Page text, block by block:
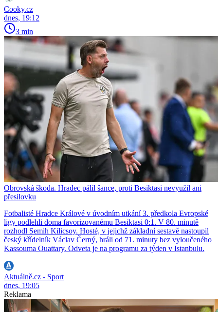
Cooky.cz
dnes, 19:12
3 min
Obrovská škoda. Hradec pálil šance, proti Besiktasi nevyužil ani
přesilovku
Fotbalisté Hradce Králové v úvodním utkání 3. předkola Evropské
ligy podlehli doma favorizovanému Besiktasi 0:1. V 80. minutě
rozhodl Semih Kilicsoy. Hosté, v jejichž základní sestavě nastoupil
český křídelník Václav Černý, hráli od 71. minuty bez vyloučeného
Kassouma Ouattary. Odveta je na programu za týden v Istanbulu.
Aktuálně.cz - Sport
dnes, 19:05
Reklama